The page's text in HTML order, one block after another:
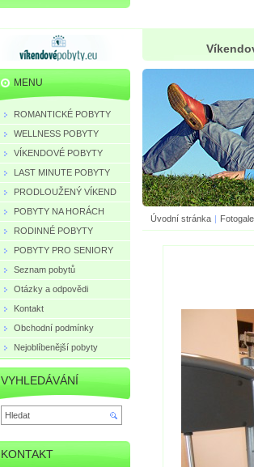
Úvodní stránka |
MENU
ROMANTICKÉ POBYTY
WELLNESS POBYTY
VÍKENDOVÉ POBYTY
LAST MINUTE POBYTY
PRODLOUŽENÝ VÍKEND
POBYTY NA HORÁCH
RODINNÉ POBYTY
POBYTY PRO SENIORY
Seznam pobytů
Otázky a odpovědi
Kontakt
Obchodní podmínky
Nejoblíbenější pobyty
VYHLEDÁVÁNÍ
KONTAKT